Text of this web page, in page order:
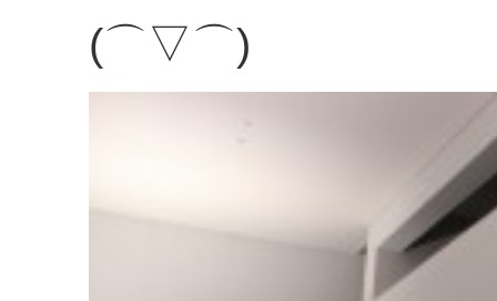
(⌒▽⌒)